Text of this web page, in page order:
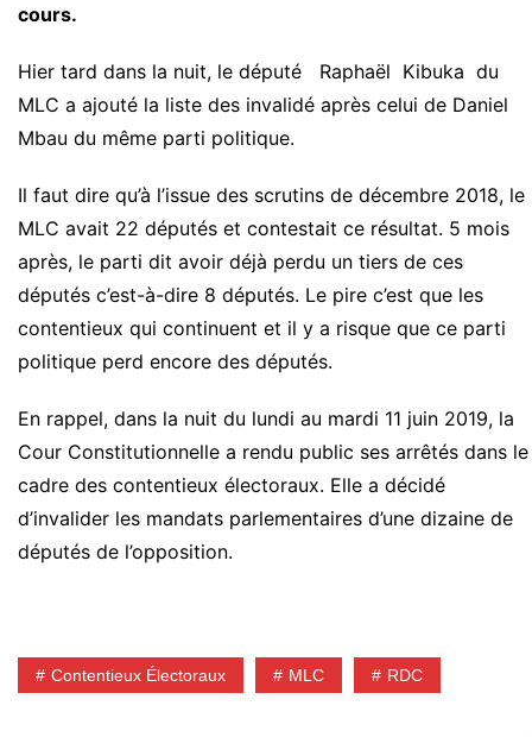
cours.
Hier tard dans la nuit, le député Raphaël Kibuka du
MLC a ajouté la liste des invalidé après celui de Daniel
Mbau du même parti politique.
Il faut dire qu’à l’issue des scrutins de décembre 2018, le
MLC avait 22 députés et contestait ce résultat. 5 mois
après, le parti dit avoir déjà perdu un tiers de ces
députés c’est-à-dire 8 députés. Le pire c’est que les
contentieux qui continuent et il y a risque que ce parti
politique perd encore des députés.
En rappel, dans la nuit du lundi au mardi 11 juin 2019, la
Cour Constitutionnelle a rendu public ses arrêtés dans le
cadre des contentieux électoraux. Elle a décidé
d’invalider les mandats parlementaires d’une dizaine de
députés de l’opposition.
Contentieux Électoraux MLC RDC